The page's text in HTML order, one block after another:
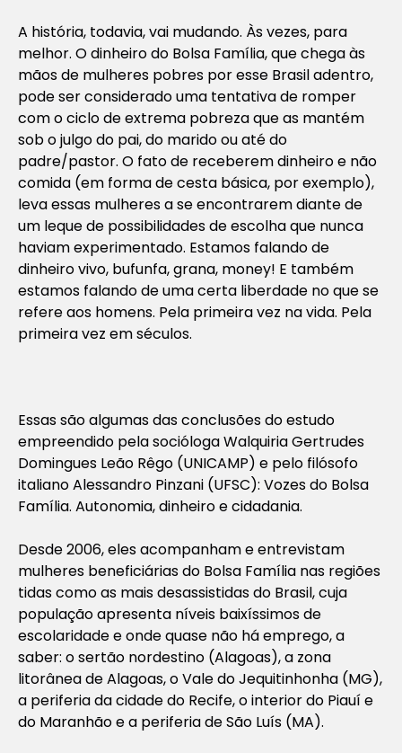
A história, todavia, vai mudando. Às vezes, para
melhor. O dinheiro do Bolsa Família, que chega às
mãos de mulheres pobres por esse Brasil adentro,
pode ser considerado uma tentativa de romper
com o ciclo de extrema pobreza que as mantém
sob o julgo do pai, do marido ou até do
padre/pastor. O fato de receberem dinheiro e não
comida (em forma de cesta básica, por exemplo),
leva essas mulheres a se encontrarem diante de
um leque de possibilidades de escolha que nunca
haviam experimentado. Estamos falando de
dinheiro vivo, bufunfa, grana, money! E também
estamos falando de uma certa liberdade no que se
refere aos homens. Pela primeira vez na vida. Pela
primeira vez em séculos.
Essas são algumas das conclusões do estudo
empreendido pela socióloga Walquiria Gertrudes
Domingues Leão Rêgo (UNICAMP) e pelo filósofo
italiano Alessandro Pinzani (UFSC): Vozes do Bolsa
Família. Autonomia, dinheiro e cidadania.
Desde 2006, eles acompanham e entrevistam
mulheres beneficiárias do Bolsa Família nas regiões
tidas como as mais desassistidas do Brasil, cuja
população apresenta níveis baixíssimos de
escolaridade e onde quase não há emprego, a
saber: o sertão nordestino (Alagoas), a zona
litorânea de Alagoas, o Vale do Jequitinhonha (MG),
a periferia da cidade do Recife, o interior do Piauí e
do Maranhão e a periferia de São Luís (MA).